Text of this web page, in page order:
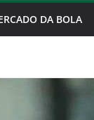
DA BOLA